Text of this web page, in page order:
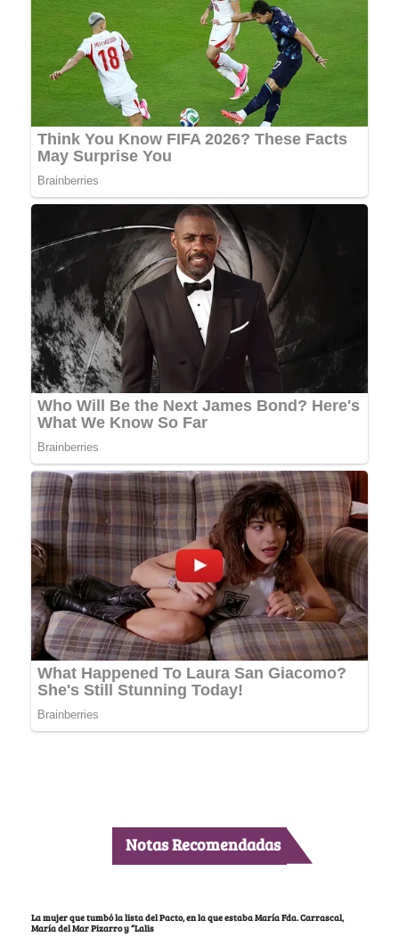
Notas Recomendadas
La mujer que tumbó la lista del Pacto, en la que estaba María Fda. Carrascal,
María del Mar Pizarro y “Lalis